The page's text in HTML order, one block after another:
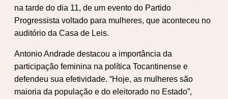
na tarde do dia 11, de um evento do Partido
Progressista voltado para mulheres, que aconteceu no
auditório da Casa de Leis.
Antonio Andrade destacou a importância da
participação feminina na política Tocantinense e
defendeu sua efetividade. “Hoje, as mulheres são
maioria da população e do eleitorado no Estado”,